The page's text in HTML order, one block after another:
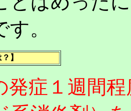
。
】
発症１週間